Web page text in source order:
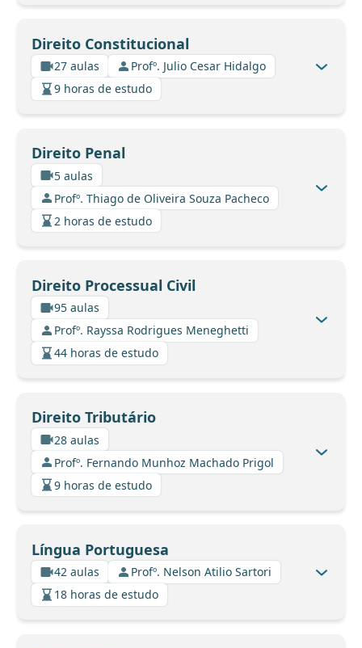
Direito Constitucional
27 aulas
Profº. Julio Cesar Hidalgo
9 horas de estudo
Direito Penal
5 aulas
Profº. Thiago de Oliveira Souza Pacheco
2 horas de estudo
Direito Processual Civil
95 aulas
Profº. Rayssa Rodrigues Meneghetti
44 horas de estudo
Direito Tributário
28 aulas
Profº. Fernando Munhoz Machado Prigol
9 horas de estudo
Língua Portuguesa
42 aulas
Profº. Nelson Atilio Sartori
18 horas de estudo